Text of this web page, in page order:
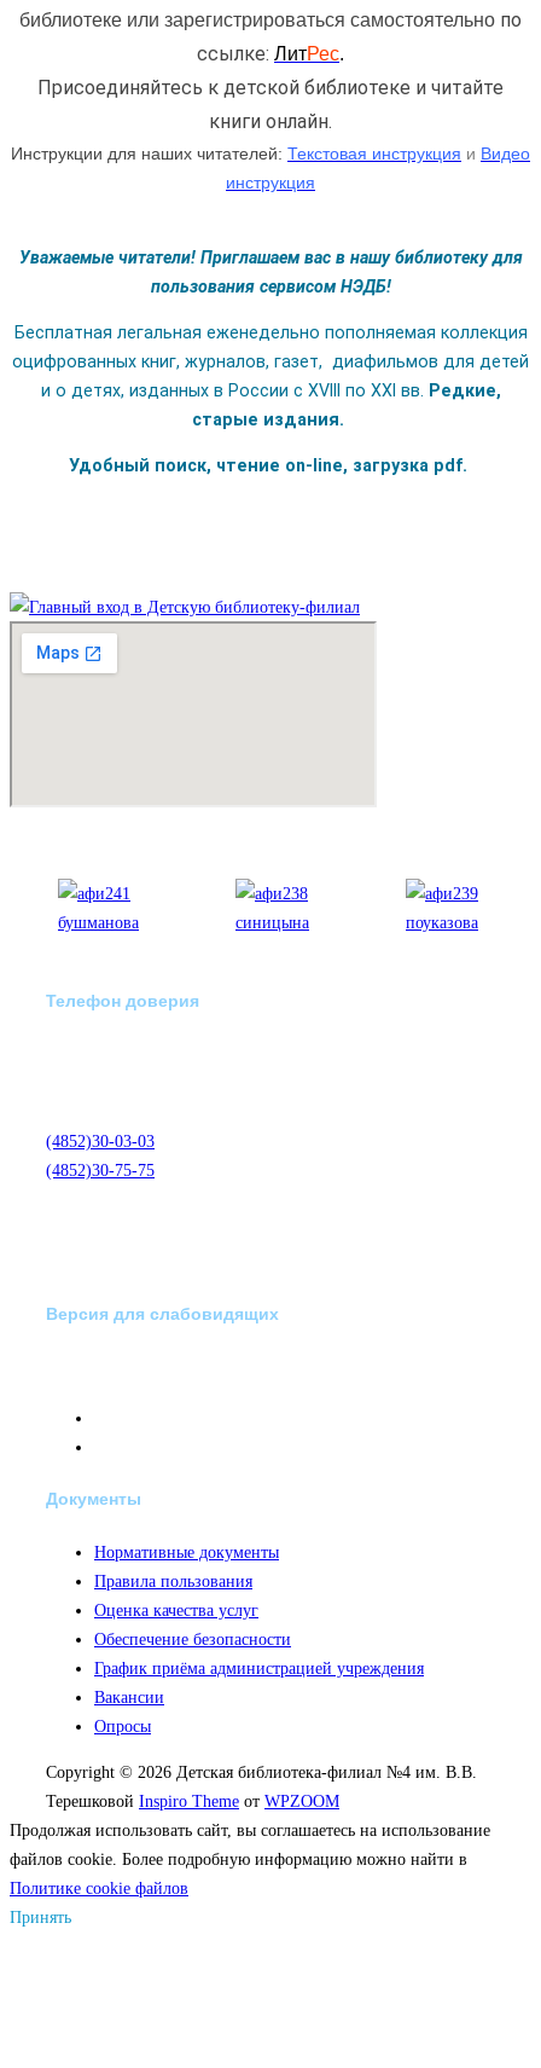
библиотеке или зарегистрироваться самостоятельно по
ссылке: ЛитРес.
Присоединяйтесь к детской библиотеке и читайте
книги онлайн.
Инструкции для наших читателей: Текстовая инструкция и Видео
инструкция
Уважаемые читатели! Приглашаем вас в нашу библиотеку для
пользования сервисом НЭДБ!
Бесплатная легальная еженедельно пополняемая коллекция
оцифрованных книг, журналов, газет, диафильмов для детей
и о детях, изданных в России с XVIII по XXI вв.
Редкие,
старые издания.
Удобный поиск, чтение on-line, загрузка pdf.
Телефон доверия
(4852)30-03-03
(4852)30-75-75
Версия для слабовидящих
Документы
Нормативные документы
Правила пользования
Оценка качества услуг
Обеспечение безопасности
График приёма администрацией учреждения
Вакансии
Опросы
Copyright © 2026 Детская библиотека-филиал №4 им. В.В.
Терешковой Inspiro Theme от WPZOOM
Продолжая использовать сайт, вы соглашаетесь на использование
файлов cookie. Более подробную информацию можно найти в
Политике cookie файлов
Принять